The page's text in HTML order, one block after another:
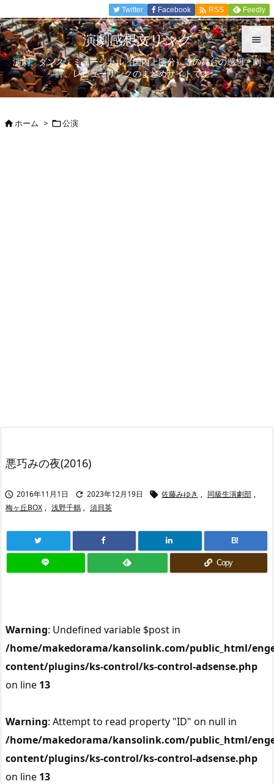


メニュ

Twitter Facebook  RSS Feedly
演劇感想文リンク
演劇、ダンス、ミュージカル（国内上演分）等の舞台の感想、劇
評、レビューリンクのまとめサイトです。
ホーム > 公演
悪巧みの夜(2016)
 2016年11月1日  2023年12月19日  佐藤みゆき , 同級生演劇部 ,
梅ヶ丘BOX , 浅野千鶴 , 須貝英
B!
Copy
Warning: Undefined variable $post in
/home/makedorama/kansolink.com/public_html/
content/plugins/ks-control/ks-control-adsense.php
on line 13
Warning: Attempt to read property "ID" on null in
/home/makedorama/kansolink.com/public_html/
content/plugins/ks-control/ks-control-adsense.php
on line 13